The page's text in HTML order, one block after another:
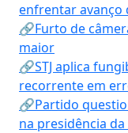
enfrentar avanço
🔗Furto de
maior
🔗STJ aplica
recorrente em
🔗Partido
na presidência